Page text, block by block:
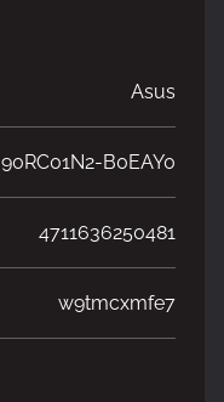
Asus
90RC01N2-B0EAY0
4711636250481
w9tmcxmfe7